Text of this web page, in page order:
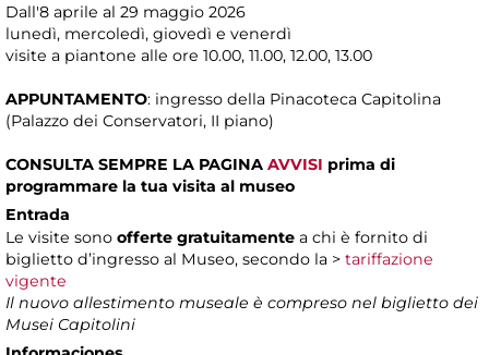
Dall'8 aprile al 29 maggio 2026
lunedì, mercoledì, giovedì e venerdì
visite a piantone alle ore 10.00, 11.00, 12.00, 13.00
APPUNTAMENTO: ingresso della Pinacoteca Capitolina
(Palazzo dei Conservatori, II piano)
CONSULTA SEMPRE LA PAGINA AVVISI prima di
programmare la tua visita al museo
Entrada
Le visite sono offerte gratuitamente a chi è fornito di
biglietto d’ingresso al Museo, secondo la > tariffazione
vigente
Il nuovo allestimento museale è compreso nel biglietto dei
Musei Capitolini